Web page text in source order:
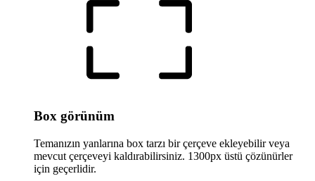
Box görünüm
Temanızın yanlarına box tarzı bir çerçeve ekleyebilir veya
mevcut çerçeveyi kaldırabilirsiniz. 1300px üstü çözünürler
için geçerlidir.